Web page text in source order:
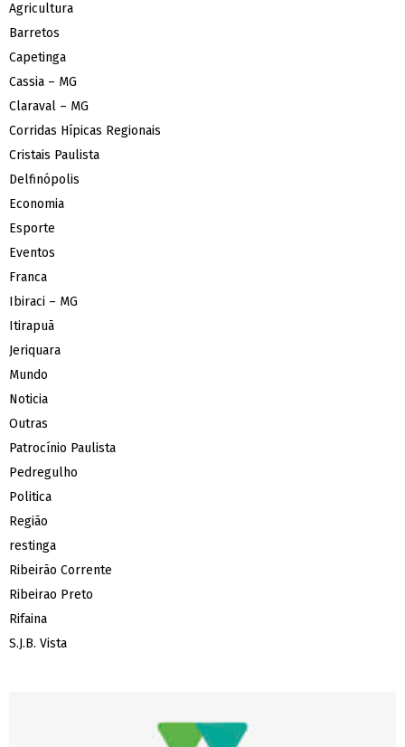
Agricultura
Barretos
Capetinga
Cassia – MG
Claraval – MG
Corridas Hípicas Regionais
Cristais Paulista
Delfinópolis
Economia
Esporte
Eventos
Franca
Ibiraci – MG
Itirapuã
Jeriquara
Mundo
Noticia
Outras
Patrocínio Paulista
Pedregulho
Politica
Região
restinga
Ribeirão Corrente
Ribeirao Preto
Rifaina
S.J.B. Vista